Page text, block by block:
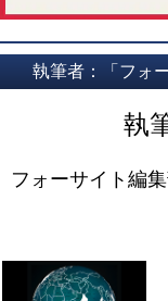
執筆者：「フォ
執
フォーサイト編